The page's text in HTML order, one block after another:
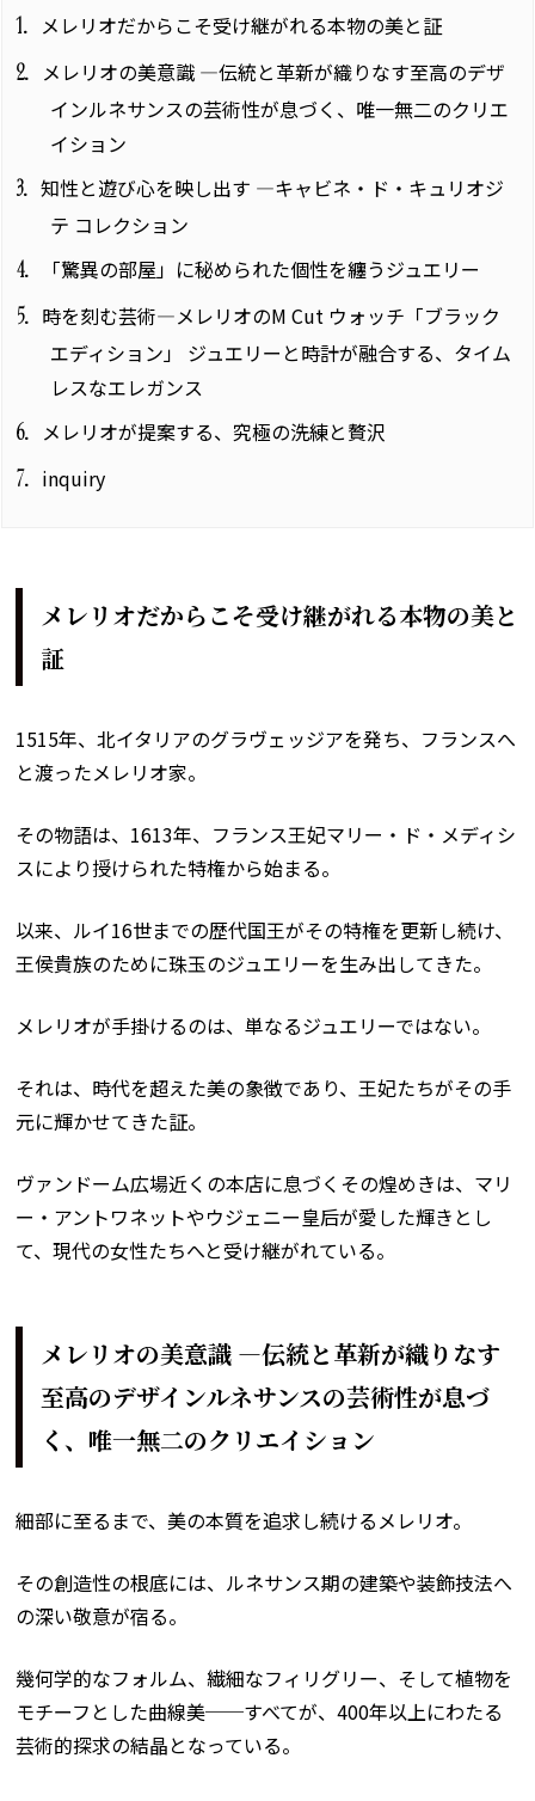
1 メレリオだからこそ受け継がれる本物の美と証
2
メレリオの美意識 ―伝統と革新が織りなす至高のデザ
インルネサンスの芸術性が息づく、唯一無二のクリエ
イション
3
知性と遊び心を映し出す ―キャビネ・ド・キュリオジ
テ コレクション
4 「驚異の部屋」に秘められた個性を纏うジュエリー
5
時を刻む芸術―メレリオのM Cut ウォッチ「ブラック
エディション」 ジュエリーと時計が融合する、タイム
レスなエレガンス
6 メレリオが提案する、究極の洗練と贅沢
7 inquiry
メレリオだからこそ受け継がれる本物の美と
証
1515年、北イタリアのグラヴェッジアを発ち、フランスへ
と渡ったメレリオ家。
その物語は、1613年、フランス王妃マリー・ド・メディシ
スにより授けられた特権から始まる。
以来、ルイ16世までの歴代国王がその特権を更新し続け、
王侯貴族のために珠玉のジュエリーを生み出してきた。
メレリオが手掛けるのは、単なるジュエリーではない。
それは、時代を超えた美の象徴であり、王妃たちがその手
元に輝かせてきた証。
ヴァンドーム広場近くの本店に息づくその煌めきは、マリ
ー・アントワネットやウジェニー皇后が愛した輝きとし
て、現代の女性たちへと受け継がれている。
メレリオの美意識 ―伝統と革新が織りなす
至高のデザインルネサンスの芸術性が息づ
く、唯一無二のクリエイション
細部に至るまで、美の本質を追求し続けるメレリオ。
その創造性の根底には、ルネサンス期の建築や装飾技法へ
の深い敬意が宿る。
幾何学的なフォルム、繊細なフィリグリー、そして植物を
モチーフとした曲線美──すべてが、400年以上にわたる
芸術的探求の結晶となっている。